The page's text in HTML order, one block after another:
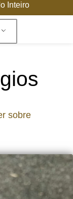
Inteiro
sobre